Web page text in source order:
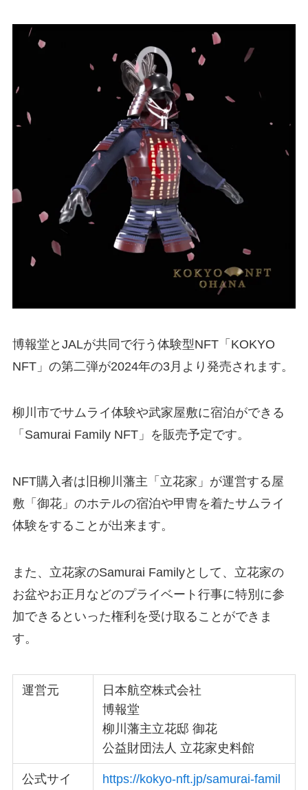
博報堂とJALが共同で行う体験型NFT「KOKYO
NFT」の第二弾が2024年の3月より発売されます。
柳川市でサムライ体験や武家屋敷に宿泊ができる
「Samurai Family NFT」を販売予定です。
NFT購入者は旧柳川藩主「立花家」が運営する屋
敷「御花」のホテルの宿泊や甲冑を着たサムライ
体験をすることが出来ます。
また、立花家のSamurai Familyとして、立花家の
お盆やお正月などのプライベート行事に特別に参
加できるといった権利を受け取ることができま
す。
運営元
日本航空株式会社
博報堂
柳川藩主立花邸 御花
公益財団法人 立花家史料館
公式サイ
https://kokyo-nft.jp/samurai-famil